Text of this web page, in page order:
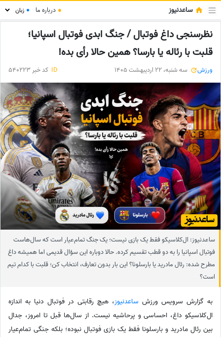
ساعدنیوز ● درباره ما ●
نظرسنجی داغ فوتبال / جنگ ابدی فوتبال اسپانیا؛
قلبت با رئاله یا بارسا؟ همین حالا رأی بده!
ورزش سه شنبه، 22 اردیبهشت 1405 ID کد خبر 540223
ساعدنیوز: ال‌کلاسیکو فقط یک بازی نیست؛ یک جنگ تمام‌عیار است که سال‌هاست
فوتبال اسپانیا را به دو قطب تقسیم کرده. حالا دوباره این سؤال قدیمی اما همیشه داغ
مطرح شده: رئال مادرید یا بارسلونا؟ این بار بدون تعارف، انتخاب کن؛ قلبت با کدام تیم
است؟
به گزارش سرویس ورزش ساعدنیوز، هیچ رقابتی در فوتبال دنیا به اندازه
ال‌کلاسیکو داغ، احساسی و پرحاشیه نیست. از سال‌ها قبل تا امروز، جدال
بین رئال مادرید و بارسلونا فقط یک بازی فوتبال نبوده؛ بلکه جنگی تمام‌عیار